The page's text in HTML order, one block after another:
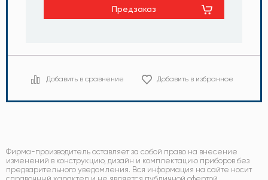
Предзаказ
Добавить в сравнение Добавить в избранное
Фирма-производитель оставляет за собой право на внесение
изменений в конструкцию, дизайн и комплектацию приборов без
предварительного уведомления. Вся информация на сайте носит